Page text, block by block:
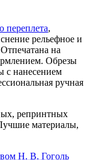
переплета,
рельефное и
на
Обрезы
с нанесением
ручная
репринтных
материалы,